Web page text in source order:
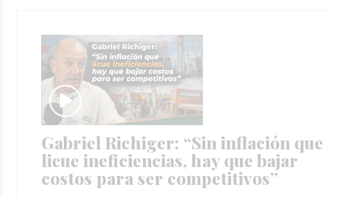
Gabriel Richiger: “Sin inflación que
licue ineficiencias, hay que bajar
costos para ser competitivos”